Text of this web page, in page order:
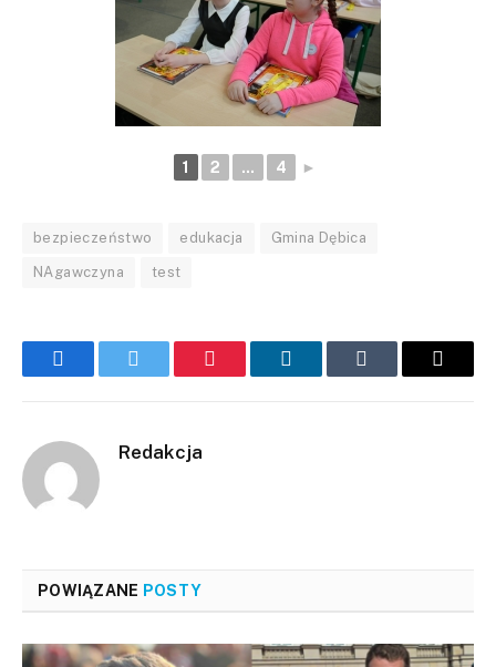
1 2 ... 4 ►
bezpieczeństwo edukacja Gmina Dębica
NAgawczyna test
FacebookTwitter Pinterest LinkedInTumblr Email
Redakcja
POWIĄZANE POSTY